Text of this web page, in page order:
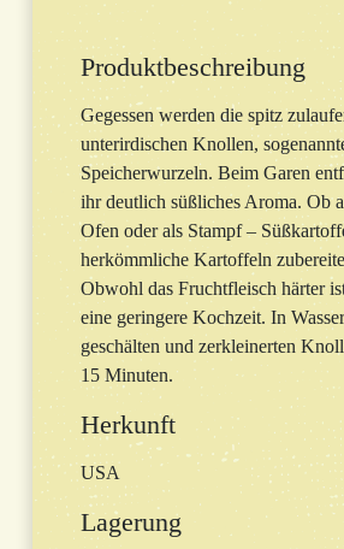
Produktbeschreibung
Gegessen werden die spitz
unterirdischen Knollen,
Speicherwurzeln. Beim Garen
ihr deutlich süßliches Aroma. Ob
Ofen oder als Stampf –
herkömmliche Kartoffeln
Obwohl das Fruchtfleisch härter
eine geringere Kochzeit. In
geschälten und zerkleinerten
15 Minuten.
Herkunft
USA
Lagerung